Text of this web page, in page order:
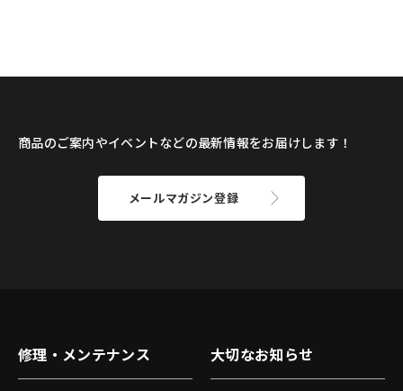
商品のご案内やイベントなどの最新情報をお届けします！
メールマガジン登録
修理・メンテナンス 大切なお知らせ